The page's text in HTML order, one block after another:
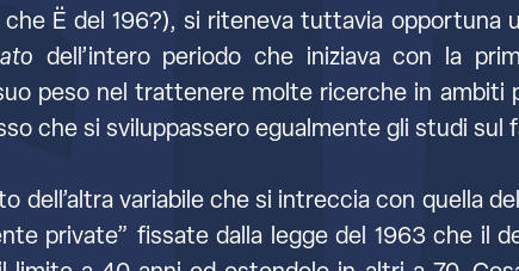
che Ë del 196?), si riteneva tuttavia opportuna
dell’intero periodo che iniziava con la
peso nel trattenere molte ricerche in ambiti
che si sviluppassero egualmente gli studi sul
dell’altra variabile che si intreccia con quella
private” fissate dalla legge del 1963 che il